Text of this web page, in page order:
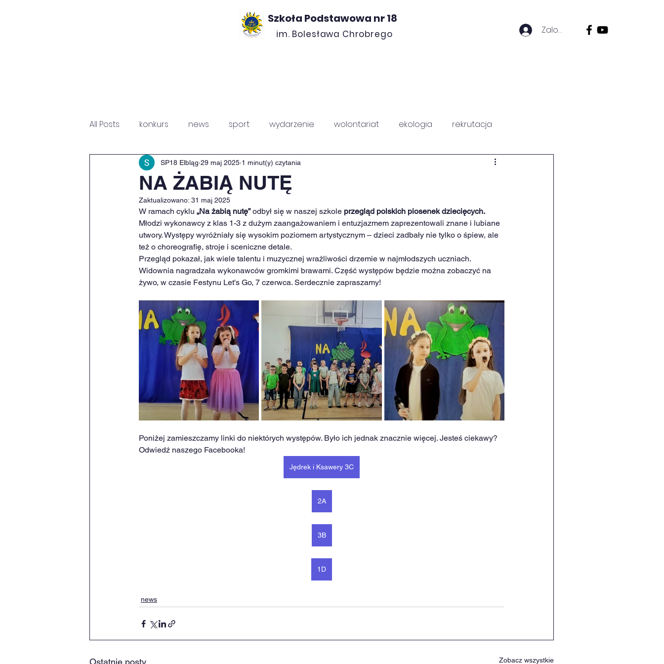
Szkoła Podstawowa nr 18
im. Bolesława Chrobrego Zaloguj się
All Posts konkurs news sport wydarzenie wolontariat ekologia rekrutacja
Fundacja Św. Mikołaja SzPZ Chrobry
NA ŻABIĄ NUTĘ
SP18 Elbląg 29 maj 2025 1 minut(y) czytania
Zaktualizowano: 31 maj 2025
W ramach cyklu „Na żabią nutę” odbył się w naszej szkole przegląd polskich piosenek dziecięcych.
Młodzi wykonawcy z klas 1-3 z dużym zaangażowaniem i entuzjazmem zaprezentowali znane i lubiane
utwory. Występy wyróżniały się wysokim poziomem artystycznym – dzieci zadbały nie tylko o śpiew, ale
też o choreografię, stroje i sceniczne detale.
Przegląd pokazał, jak wiele talentu i muzycznej wrażliwości drzemie w najmłodszych uczniach.
Widownia nagradzała wykonawców gromkimi brawami. Część występów będzie można zobaczyć na
żywo, w czasie Festynu Let's Go, 7 czerwca. Serdecznie zapraszamy!
Poniżej zamieszczamy linki do niektórych występów. Było ich jednak znacznie więcej. Jesteś ciekawy?
Odwiedź naszego Facebooka!
Jędrek i Ksawery 3C
2A
3B
1D
news
Ostatnie posty Zobacz wszystkie